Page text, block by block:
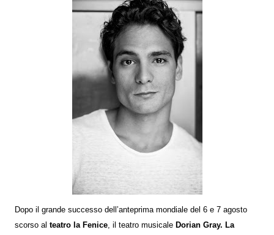
Dopo il grande successo dell’anteprima mondiale del 6 e 7 agosto
scorso al teatro la Fenice , il teatro musicale Dorian Gray. La